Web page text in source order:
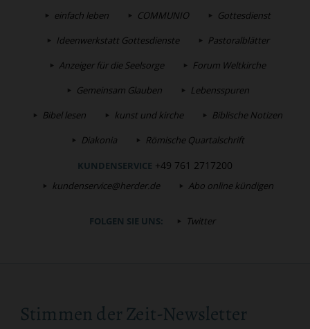
einfach leben COMMUNIO
Gottesdienst
Ideenwerkstatt Gottesdienste
Pastoralblätter
Anzeiger für die Seelsorge
Forum Weltkirche
Gemeinsam Glauben
Lebensspuren
Bibel lesen
kunst und kirche
Biblische Notizen
Diakonia
Römische Quartalschrift
KUNDENSERVICE +49 761 2717200
kundenservice@herder.de Abo online kündigen
FOLGEN SIE UNS: Twitter
Stimmen der Zeit-Newsletter